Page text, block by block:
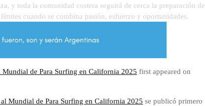
y toda la comunidad costera seguirá de cerca la preparación de
cuando se combina pasión, esfuerzo y oportunidades.
de Para Surfing en California 2025 first appeared on
Mundial de Para Surfing en California 2025 se publicó primero